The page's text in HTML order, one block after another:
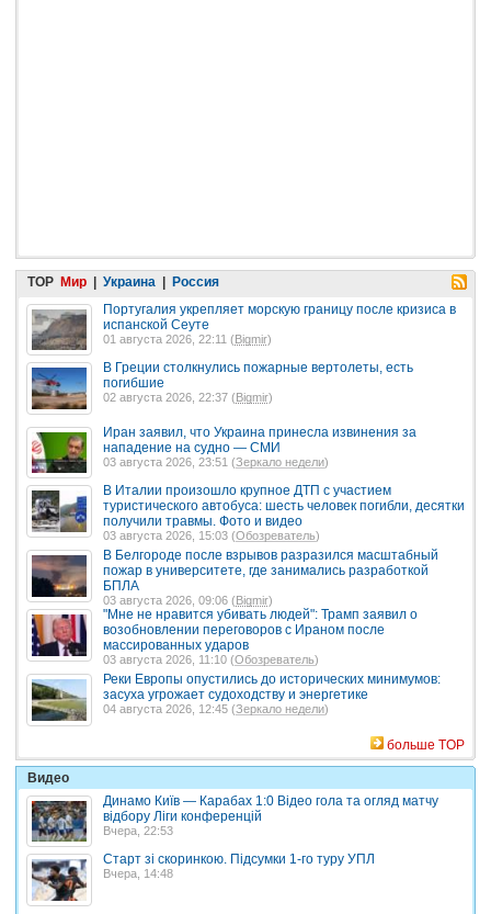
TOP Мир | Украина | Россия
Португалия укрепляет морскую границу после кризиса в
испанской Сеуте
01 августа 2026, 22:11 (Bigmir)
В Греции столкнулись пожарные вертолеты, есть
погибшие
02 августа 2026, 22:37 (Bigmir)
Иран заявил, что Украина принесла извинения за
нападение на судно — СМИ
03 августа 2026, 23:51 (Зеркало недели)
В Италии произошло крупное ДТП с участием
туристического автобуса: шесть человек погибли, десятки
получили травмы. Фото и видео
03 августа 2026, 15:03 (Обозреватель)
В Белгороде после взрывов разразился масштабный
пожар в университете, где занимались разработкой
БПЛА
03 августа 2026, 09:06 (Bigmir)
"Мне не нравится убивать людей": Трамп заявил о
возобновлении переговоров с Ираном после
массированных ударов
03 августа 2026, 11:10 (Обозреватель)
Реки Европы опустились до исторических минимумов:
засуха угрожает судоходству и энергетике
04 августа 2026, 12:45 (Зеркало недели)
больше TOP
Видео
Динамо Київ — Карабах 1:0 Відео гола та огляд матчу
відбору Ліги конференцій
Вчера, 22:53
Старт зі скоринкою. Підсумки 1-го туру УПЛ
Вчера, 14:48